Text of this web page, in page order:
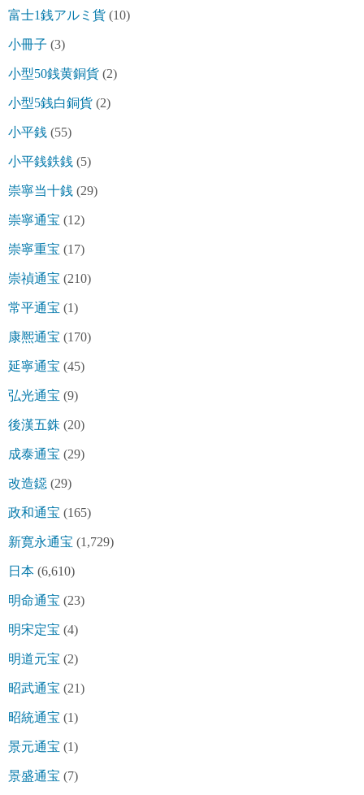
富士1銭アルミ貨 (10)
小冊子 (3)
小型50銭黄銅貨 (2)
小型5銭白銅貨 (2)
小平銭 (55)
小平銭鉄銭 (5)
崇寧当十銭 (29)
崇寧通宝 (12)
崇寧重宝 (17)
崇禎通宝 (210)
常平通宝 (1)
康熈通宝 (170)
延寧通宝 (45)
弘光通宝 (9)
後漢五銖 (20)
成泰通宝 (29)
改造鐚 (29)
政和通宝 (165)
新寛永通宝 (1,729)
日本 (6,610)
明命通宝 (23)
明宋定宝 (4)
明道元宝 (2)
昭武通宝 (21)
昭統通宝 (1)
景元通宝 (1)
景盛通宝 (7)